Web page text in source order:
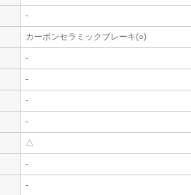
-
カーボンセラミックブレーキ(○)
-
-
-
-
△
-
-